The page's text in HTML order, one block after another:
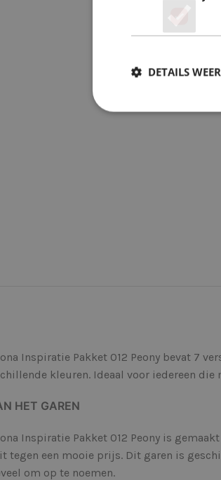
Inspiratie Pakket 012 Peony bevat 7
kleuren. Ideaal voor iedereen
HET GAREN
Inspiratie Pakket 012 Peony is
tegen een mooie prijs. Dit garen is
om op te noemen.
DETAILS